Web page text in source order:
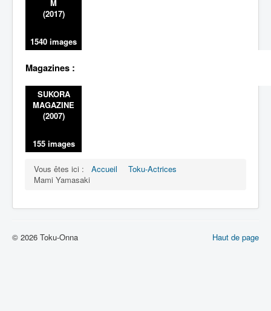
M
(2017)
1540 images
Magazines :
SUKORA
MAGAZINE
(2007)
155 images
Vous êtes ici : Accueil
Toku-Actrices
Mami Yamasaki
Haut de page
© 2026 Toku-Onna